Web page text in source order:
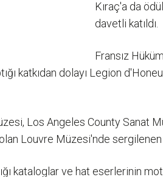
Kıraç'a da
davetli katıldı.
Fransız
katkıdan dolayı Legion
Los Angeles County Sanat
Louvre Müzesi'nde sergilenen
kataloglar ve hat eserlerinin